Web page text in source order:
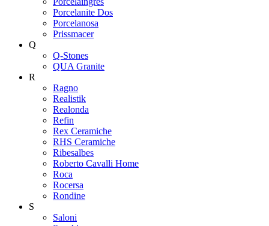
Porcelanite Dos
Porcelanosa
Prissmacer
Q
Q-Stones
QUA Granite
R
Ragno
Realistik
Realonda
Refin
Rex Ceramiche
RHS Ceramiche
Ribesalbes
Roberto Cavalli Home
Roca
Rocersa
Rondine
S
Saloni